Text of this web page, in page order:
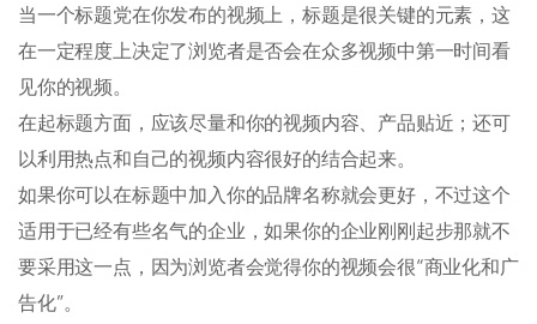
当一个标题党在你发布的视频上，标题是很关键的元素，这
在一定程度上决定了浏览者是否会在众多视频中第一时间看
见你的视频。
在起标题方面，应该尽量和你的视频内容、产品贴近；还可
以利用热点和自己的视频内容很好的结合起来。
如果你可以在标题中加入你的品牌名称就会更好，不过这个
适用于已经有些名气的企业，如果你的企业刚刚起步那就不
要采用这一点，因为浏览者会觉得你的视频会很“商业化和广
告化”。